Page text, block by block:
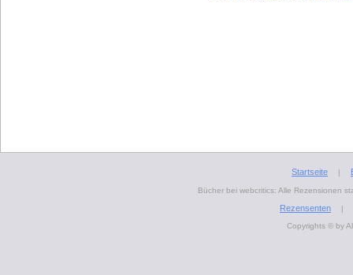
Startseite |
Bücher bei webcritics: Alle Rezensionen
Rezensenten
|
Copyrights © by